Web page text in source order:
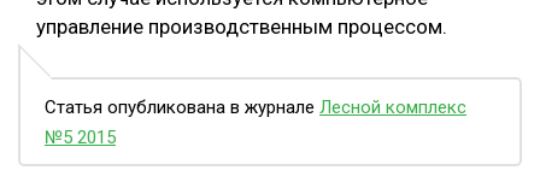
управление производственным процессом.
Статья опубликована в журнале Лесной комплекс
№5 2015